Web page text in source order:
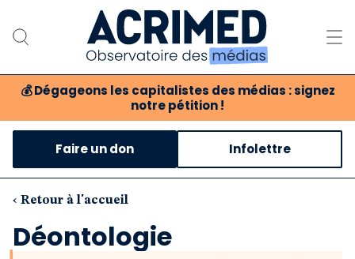
💰 Dégageons les capitalistes des médias : signez
notre pétition !
Notre association
Notre critique des médias
Nos propositions
Notre revue
Faire un don Infolettre
‹ Retour à l'accueil
Déontologie